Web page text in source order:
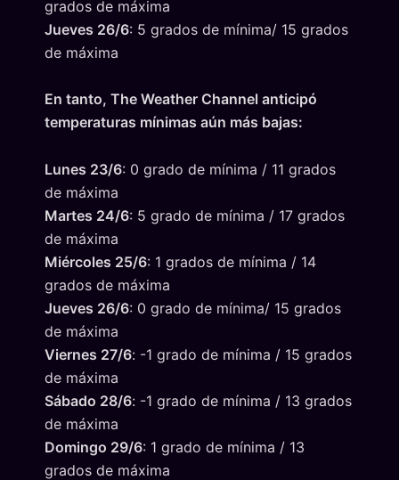
grados de máxima
Jueves 26/6: 5 grados de mínima/ 15 grados
de máxima
En tanto, The Weather Channel anticipó
temperaturas mínimas aún más bajas:
Lunes 23/6: 0 grado de mínima / 11 grados
de máxima
Martes 24/6: 5 grado de mínima / 17 grados
de máxima
Miércoles 25/6: 1 grados de mínima / 14
grados de máxima
Jueves 26/6: 0 grado de mínima/ 15 grados
de máxima
Viernes 27/6: -1 grado de mínima / 15 grados
de máxima
Sábado 28/6: -1 grado de mínima / 13 grados
de máxima
Domingo 29/6: 1 grado de mínima / 13
grados de máxima